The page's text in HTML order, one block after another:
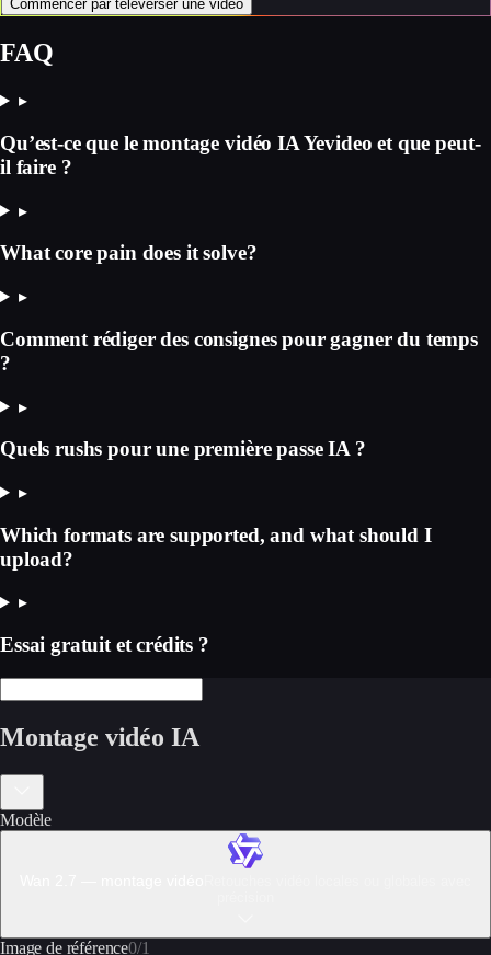
Commencer par téléverser une vidéo
FAQ
▸
Qu’est-ce que le montage vidéo IA Yevideo et que peut-
il faire ?
▸
What core pain does it solve?
▸
Comment rédiger des consignes pour gagner du temps
?
▸
Quels rushs pour une première passe IA ?
▸
Which formats are supported, and what should I
upload?
▸
Essai gratuit et crédits ?
Montage vidéo IA
Modèle
Image de référence0/1